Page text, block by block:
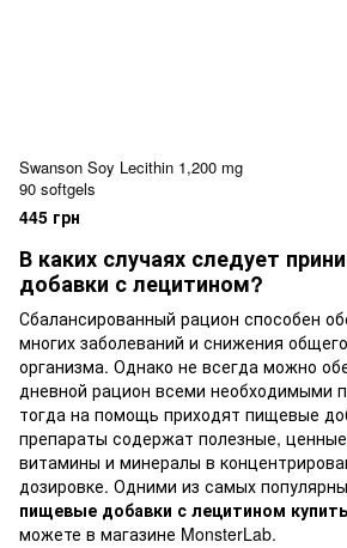
Swanson Soy Lecithin 1,200 mg
90 softgels
445 грн
В каких случаях следует
добавки с лецитином?
Сбалансированный рацион способен
многих заболеваний и снижения
организма. Однако не всегда можно
дневной рацион всеми необходимыми
тогда на помощь приходят пищевые
препараты содержат полезные,
витамины и минералы в
дозировке. Одними из самых
пищевые добавки с лецитином
можете в магазине MonsterLab.